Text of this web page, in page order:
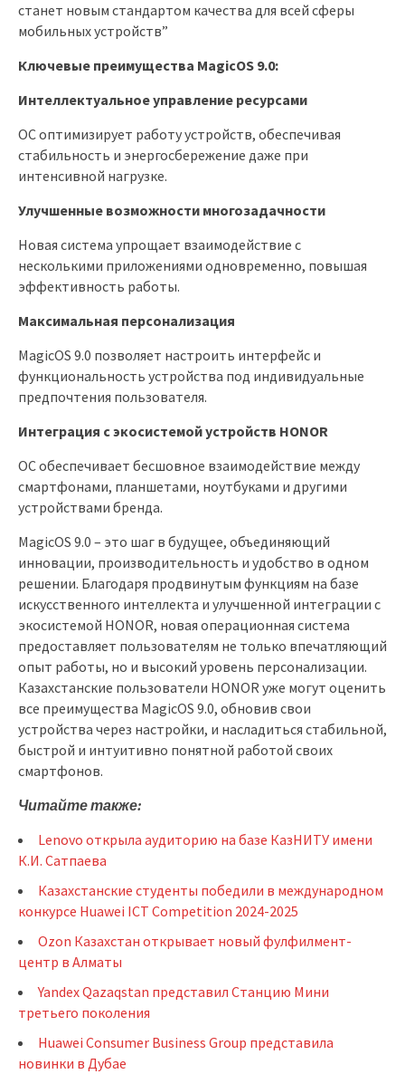
станет новым стандартом качества для всей сферы
мобильных устройств”
Ключевые преимущества MagicOS 9.0:
Интеллектуальное управление ресурсами
ОС оптимизирует работу устройств, обеспечивая
стабильность и энергосбережение даже при
интенсивной нагрузке.
Улучшенные возможности многозадачности
Новая система упрощает взаимодействие с
несколькими приложениями одновременно, повышая
эффективность работы.
Максимальная персонализация
MagicOS 9.0 позволяет настроить интерфейс и
функциональность устройства под индивидуальные
предпочтения пользователя.
Интеграция с экосистемой устройств HONOR
ОС обеспечивает бесшовное взаимодействие между
смартфонами, планшетами, ноутбуками и другими
устройствами бренда.
MagicOS 9.0 – это шаг в будущее, объединяющий
инновации, производительность и удобство в одном
решении. Благодаря продвинутым функциям на базе
искусственного интеллекта и улучшенной интеграции с
экосистемой HONOR, новая операционная система
предоставляет пользователям не только впечатляющий
опыт работы, но и высокий уровень персонализации.
Казахстанские пользователи HONOR уже могут оценить
все преимущества MagicOS 9.0, обновив свои
устройства через настройки, и насладиться стабильной,
быстрой и интуитивно понятной работой своих
смартфонов.
Читайте также:
Lenovo открыла аудиторию на базе КазНИТУ имени
К.И. Сатпаева
Казахстанские студенты победили в международном
конкурсе Huawei ICT Competition 2024-2025
Ozon Казахстан открывает новый фулфилмент-
центр в Алматы
Yandex Qazaqstan представил Станцию Мини
третьего поколения
Huawei Consumer Business Group представила
новинки в Дубае